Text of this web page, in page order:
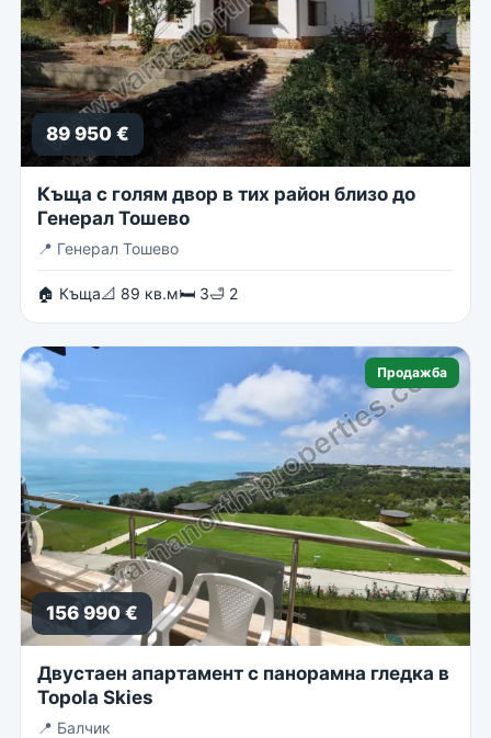
89 950 €
Къща с голям двор в тих район близо до
Генерал Тошево
📍 Генерал Тошево
🏠 Къща📐 89 кв.м🛏 3🛁 2
Продажба
156 990 €
Двустаен апартамент с панорамна гледка в
Topola Skies
📍 Балчик